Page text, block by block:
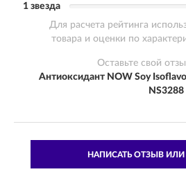
1 звезда
Для расчета рейтинга
товара и оценки по
Оставьте свой
Антиоксидант NOW Soy
NS3288
НАПИСАТЬ ОТЗЫВ